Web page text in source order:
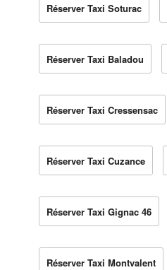
Réserver Taxi Soturac
Réserver Taxi Baladou
Réserver Taxi Cressensac
Réserver Taxi Cuzance
Réserver Taxi Gignac 46
Réserver Taxi Montvalent